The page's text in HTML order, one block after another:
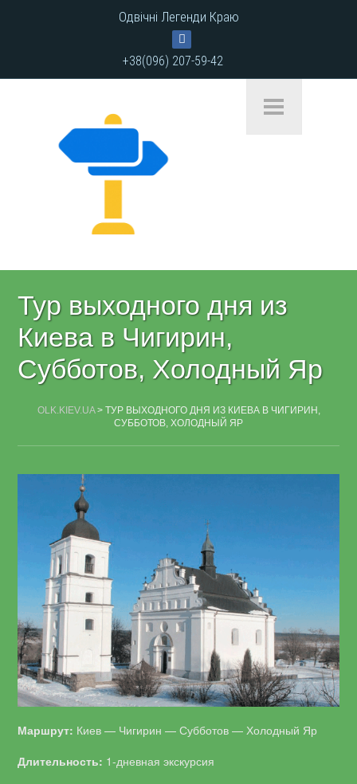
Одвічні Легенди Краю
+38(096) 207-59-42
Тур выходного дня из
Киева в Чигирин,
Субботов, Холодный Яр
OLK.KIEV.UA> ТУР ВЫХОДНОГО ДНЯ ИЗ КИЕВА В ЧИГИРИН,
СУББОТОВ, ХОЛОДНЫЙ ЯР
Маршрут: Киев — Чигирин — Субботов — Холодный Яр
Длительность: 1-дневная экскурсия